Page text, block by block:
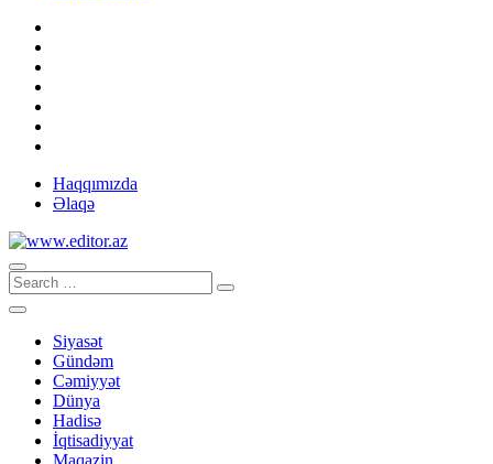
Haqqımızda
Əlaqə
Siyasət
Gündəm
Cəmiyyət
Dünya
Hadisə
İqtisadiyyat
Maqazin